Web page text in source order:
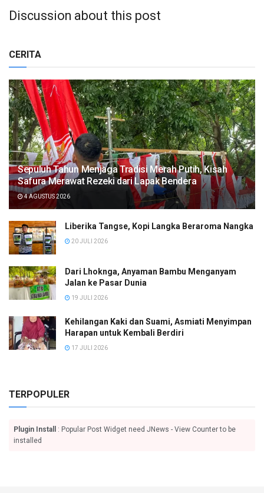
Discussion about this post
CERITA
Sepuluh Tahun Menjaga Tradisi Merah Putih, Kisah
Safura Merawat Rezeki dari Lapak Bendera
4 AGUSTUS 2026
Liberika Tangse, Kopi Langka Beraroma Nangka
20 JULI 2026
Dari Lhoknga, Anyaman Bambu Menganyam
Jalan ke Pasar Dunia
19 JULI 2026
Kehilangan Kaki dan Suami, Asmiati Menyimpan
Harapan untuk Kembali Berdiri
17 JULI 2026
TERPOPULER
Plugin Install
: Popular Post Widget need JNews - View Counter to be
installed